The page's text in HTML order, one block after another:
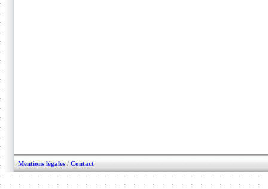
Mentions légales / Contact